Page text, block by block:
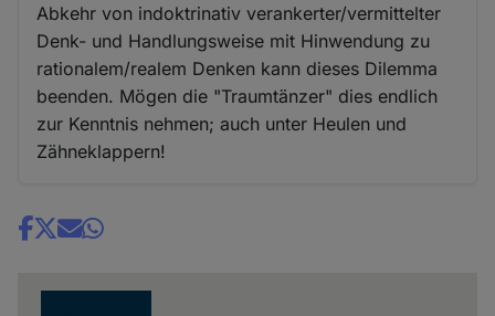
Abkehr von indoktrinativ verankerter/vermittelter
Denk- und Handlungsweise mit Hinwendung zu
rationalem/realem Denken kann dieses Dilemma
beenden. Mögen die "Traumtänzer" dies endlich
zur Kenntnis nehmen; auch unter Heulen und
Zähneklappern!
Share